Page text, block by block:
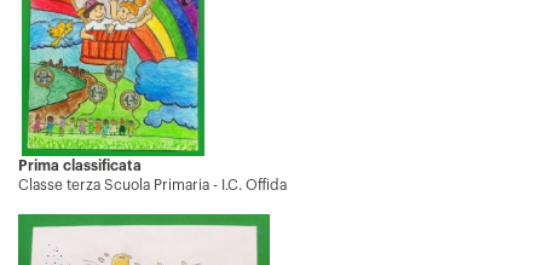
Prima classificata
Classe terza Scuola Primaria - I.C. Offida